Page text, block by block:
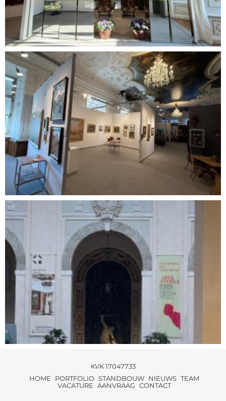
KVK 17047733
HOME
PORTFOLIO STANDBOUW NIEUWS TEAM
VACATURE AANVRAAG CONTACT